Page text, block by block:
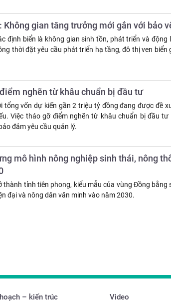
gian tăng trưởng mới gắn với bảo
định biển là không gian sinh tồn, phát triển và
thời đặt yêu cầu phát triển hạ tầng, đô thị ven biển
nghẽn từ khâu chuẩn bị đầu tư
tổng vốn dự kiến gần 2 triệu tỷ đồng đang được đề
Việc tháo gỡ điểm nghẽn từ khâu chuẩn bị đầu
đảm yêu cầu quản lý.
mô hình nông nghiệp sinh thái, nông
thành tỉnh tiên phong, kiểu mẫu của vùng Đồng bằng
đại và nông dân văn minh vào năm 2030.
– kiến trúc Video